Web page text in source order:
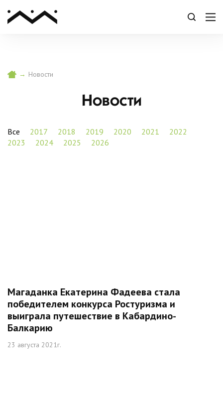
→ Новости
Новости
Все 2017 2018 2019 2020 2021
2022
2023
2024 2025 2026
Магаданка Екатерина Фадеева стала
победителем конкурса Ростуризма и
выиграла путешествие в Кабардино-
Балкарию
23 августа 2021г.